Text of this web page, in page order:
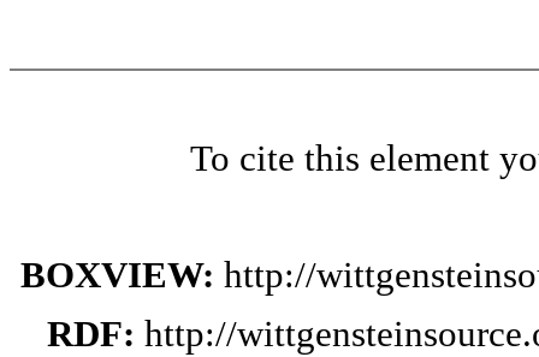
To cite this element
BOXVIEW: http://
RDF: http://